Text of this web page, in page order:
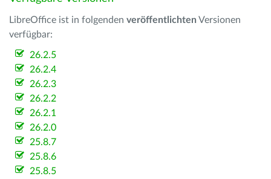
LibreOffice ist in folgenden veröffentlichten Versionen
verfügbar:
26.2.5
26.2.4
26.2.3
26.2.2
26.2.1
26.2.0
25.8.7
25.8.6
25.8.5